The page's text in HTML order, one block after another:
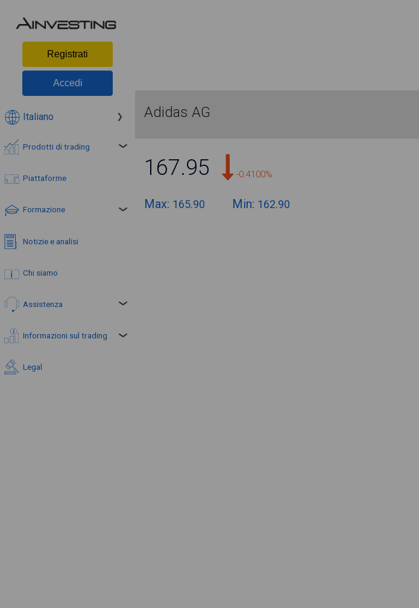
Registrati
Accedi
Italiano
Prodotti di trading
Piattaforme
Formazione
Notizie e analisi
Chi siamo
Assistenza
Informazioni sul trading
Legal
Adidas AG
167.95 -0.4100%
Max: 165.90 Min: 162.90